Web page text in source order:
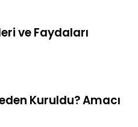
ve Faydaları
Kuruldu? Amacı